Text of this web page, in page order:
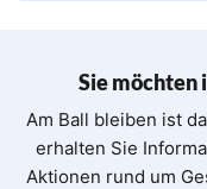
Sie möchten
Am Ball bleiben ist
erhalten Sie
Aktionen rund um